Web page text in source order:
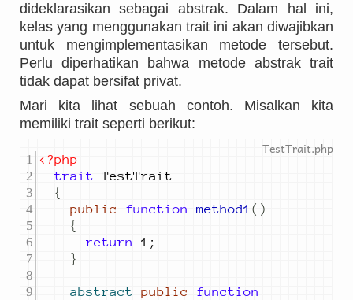
dideklarasikan sebagai abstrak. Dalam hal ini,
kelas yang menggunakan trait ini akan diwajibkan
untuk mengimplementasikan metode tersebut.
Perlu diperhatikan bahwa metode abstrak trait
tidak dapat bersifat privat.
Mari kita lihat sebuah contoh. Misalkan kita
memiliki trait seperti berikut:
<?php
trait
{
public
function method1 ()
{
return
1 ;
}
abstract public
function